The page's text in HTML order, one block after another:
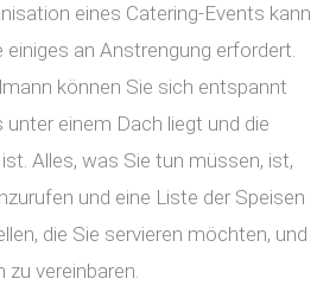
eines Catering-Events kann
einiges an Anstrengung erfordert.
können Sie sich entspannt
unter einem Dach liegt und die
Alles, was Sie tun müssen, ist,
und eine Liste der Speisen
die Sie servieren möchten, und
zu vereinbaren.